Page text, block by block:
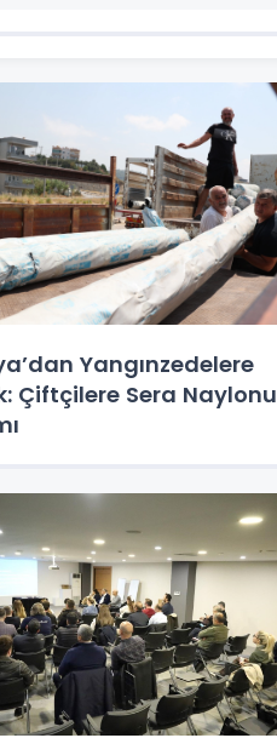
Yangınzedelere
Çiftçilere Sera Naylonu